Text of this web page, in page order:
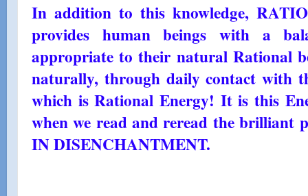
In addition to this knowledge,
provides human beings with a
appropriate to their natural Rational
naturally, through daily contact with
which is Rational Energy! It is this
when we read and reread the brilliant
IN DISENCHANTMENT.